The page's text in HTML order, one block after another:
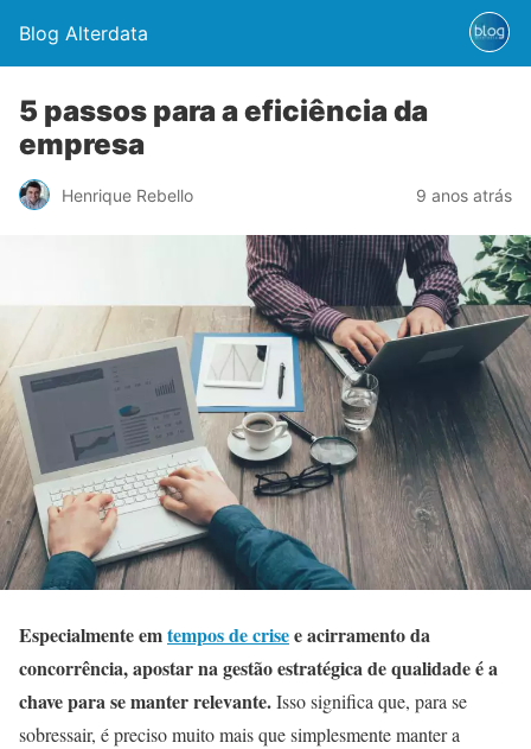
Blog Alterdata
5 passos para a eficiência da
empresa
Henrique Rebello 9 anos atrás
Especialmente emtempos de crisee acirramento da
concorrência, apostar na gestão estratégica de qualidade é a
chave para se manter relevante.Isso significa que, para se
sobressair, é preciso muito mais que simplesmente manter a